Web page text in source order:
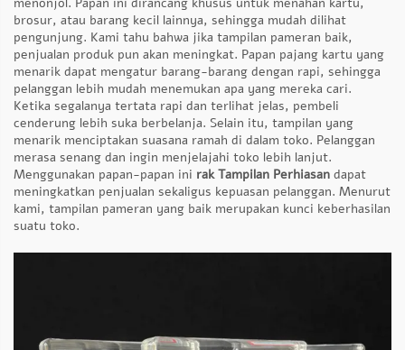
brosur, atau barang kecil lainnya, sehingga mudah dilihat
pengunjung. Kami tahu bahwa jika tampilan pameran baik,
penjualan produk pun akan meningkat. Papan pajang kartu yang
menarik dapat mengatur barang-barang dengan rapi, sehingga
pelanggan lebih mudah menemukan apa yang mereka cari.
Ketika segalanya tertata rapi dan terlihat jelas, pembeli
cenderung lebih suka berbelanja. Selain itu, tampilan yang
menarik menciptakan suasana ramah di dalam toko. Pelanggan
merasa senang dan ingin menjelajahi toko lebih lanjut.
Menggunakan papan-papan ini rak Tampilan Perhiasan dapat
meningkatkan penjualan sekaligus kepuasan pelanggan. Menurut
kami, tampilan pameran yang baik merupakan kunci keberhasilan
suatu toko.